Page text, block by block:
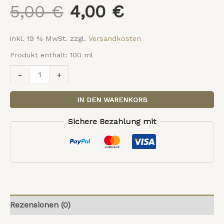
5,00€ 4,00 €
inkl. 19 % MwSt. zzgl. Versandkosten
Produkt enthält: 100 ml
- +
IN DEN WARENKORB
Sichere Bezahlung mit
Rezensionen (0)